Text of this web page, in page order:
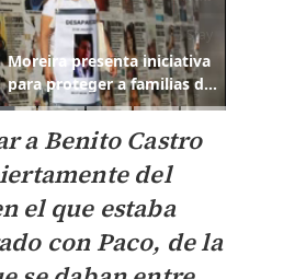
a Benito Castro
del
el que estaba
con Paco, de la